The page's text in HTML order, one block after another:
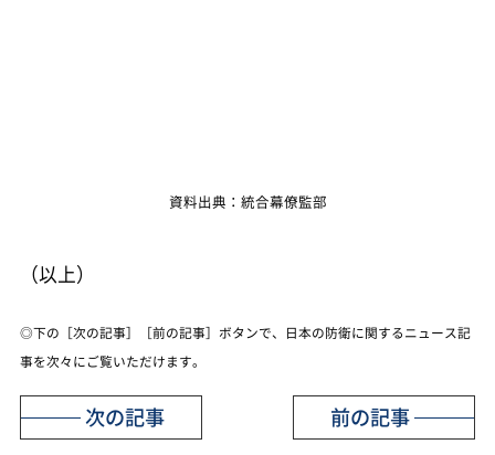
資料出典：統合幕僚監部
（以上）
◎下の［次の記事］［前の記事］ボタンで、日本の防衛に関するニュース記
事を次々にご覧いただけます。
前の記事
次の記事